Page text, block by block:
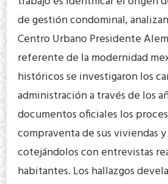
de gestión condominal,
Centro Urbano Presidente
referente de la modernidad
históricos se investigaron los
administración a través de los
documentos oficiales los
compraventa de sus viviendas
cotejándolos con entrevistas
habitantes. Los hallazgos